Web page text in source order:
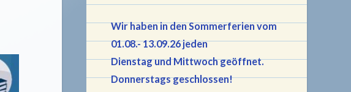
Wir haben in den Sommerferien vom
01.08.- 13.09.26 jeden
Dienstag und Mittwoch geöffnet.
Donnerstags geschlossen!